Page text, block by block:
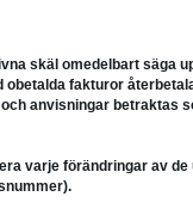
skäl omedelbart säga
fakturor
och anvisningar
varje förändringar av